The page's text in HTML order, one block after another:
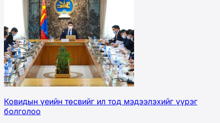
Ковидын үеийн төсвийг ил тод мэдээлэхийг үүрэг
болголоо